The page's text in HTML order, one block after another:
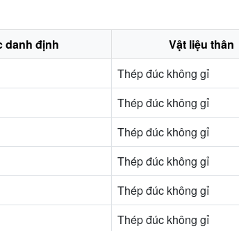
danh định Vật liệu thân
Thép đúc không gỉ
Thép đúc không gỉ
Thép đúc không gỉ
Thép đúc không gỉ
Thép đúc không gỉ
Thép đúc không gỉ